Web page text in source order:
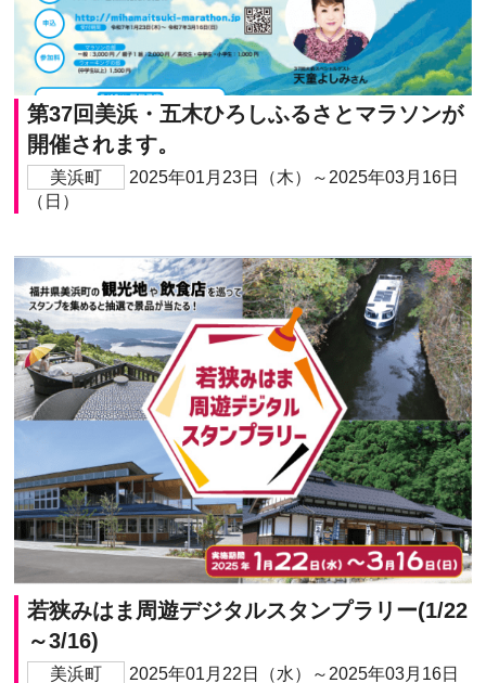
第37回美浜・五木ひろしふるさとマラソンが
開催されます。
美浜町
2025年01月23日（木）～2025年03月16日
（日）
若狭みはま周遊デジタルスタンプラリー(1/22
～3/16)
美浜町 2025年01月22日（水）～2025年03月16日